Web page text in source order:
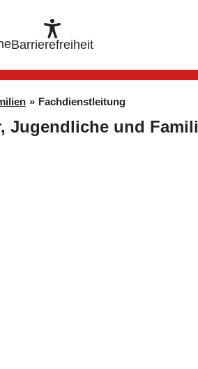
Barrierefreiheit
» Fachdienstleitung
Jugendliche und